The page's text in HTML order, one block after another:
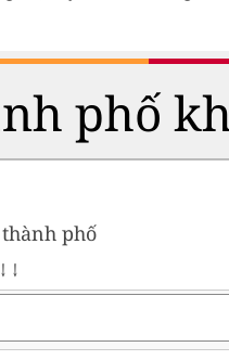
phố
phố
↓